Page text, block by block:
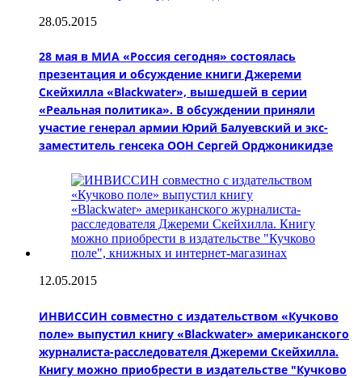
28.05.2015
28 мая в МИА «Россия сегодня» состоялась
презентация и обсуждение книги Джереми
Скейхилла «Blackwater», вышедшей в серии
«Реальная политика». В обсуждении приняли
участие генерал армии Юрий Балуевский и экс-
заместитель генсека ООН Сергей Орджоникидзе
12.05.2015
ИНВИССИН совместно с издательством «Кучково
поле» выпустил книгу «Blackwater» американского
журналиста-расследователя Джереми Скейхилла.
Книгу можно приобрести в издательстве "Кучково